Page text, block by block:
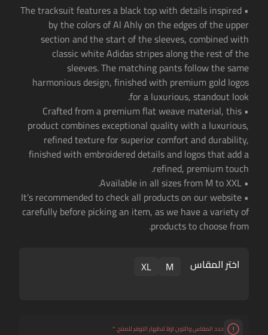
• The tracksuit features a black top with details inspired
by the colors of Al Ahly on the edges of the upper
section and the start of the sleeves, combined with
classic white Adidas stripes along the rest of the
sleeves. The matching pants follow the same
harmonious design, finished with premium gold logos
for a luxurious, standout look.
• Crafted from a premium flat weave material, this
product combines exceptional quality with a luxurious,
refined texture for superior comfort and durability,
finished with embroidered details and logos that add a
refined, premium touch.
• Available in all sizes from M to XXL.
• It’s recommended to check all products on our website
carefully before picking an item, as we have a variety of
products to choose from.
اختر المقاس M
XL
حدد المقاس واللون اولاً لاظهار التوفر للمنتج.*